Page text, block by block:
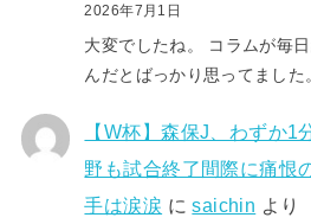
2026年7月1日
大変でしたね。 コラムが毎
んだとばっかり思ってました
【W杯】森保J、わずか
野も試合終了間際に痛
手は涙涙 にsaichin より